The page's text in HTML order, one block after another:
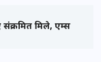
मिले, एम्स